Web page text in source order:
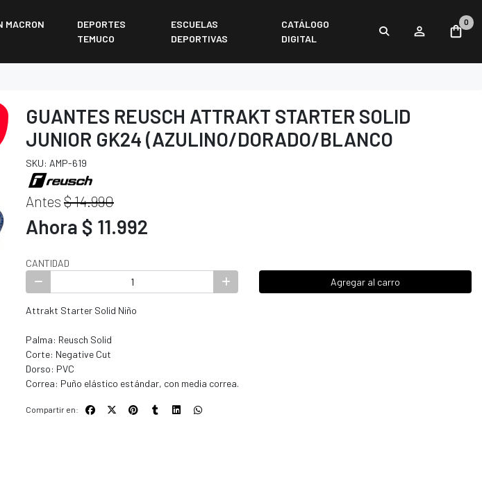
MACRON
DEPORTES
TEMUCO
ESCUELAS
DEPORTIVAS
CATÁLOGO
DIGITAL
0
GUANTES REUSCH ATTRAKT STARTER SOLID
JUNIOR GK24 (AZULINO/DORADO/BLANCO
SKU: AMP-619
Antes $ 14.990
Ahora $ 11.992
CANTIDAD
Agregar al carro
Attrakt Starter Solid Niño
Palma: Reusch Solid
Corte: Negative Cut
Dorso: PVC
Correa: Puño elástico estándar, con media correa.
Compartir en: